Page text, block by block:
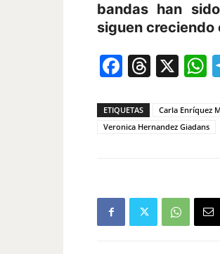
bandas han
siguen creciendo
X
ETIQUETAS Carla Enríquez
Veronica Hernandez Giadans